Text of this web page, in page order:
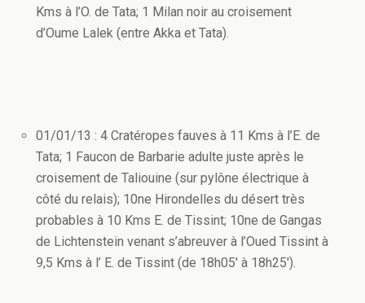
Kms à l’O. de Tata; 1 Milan noir au croisement
d’Oume Lalek (entre Akka et Tata).
01/01/13 : 4 Cratéropes fauves à 11 Kms à l’E. de
Tata; 1 Faucon de Barbarie adulte juste après le
croisement de Taliouine (sur pylône électrique à
côté du relais); 10ne Hirondelles du désert très
probables à 10 Kms E. de Tissint; 10ne de Gangas
de Lichtenstein venant s’abreuver à l’Oued Tissint à
9,5 Kms à l’ E. de Tissint (de 18h05′ à 18h25′).